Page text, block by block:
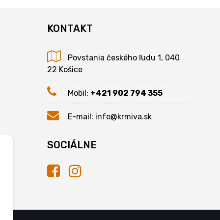
KONTAKT
Povstania českého ľudu 1, 040
22 Košice
Mobil: +421 902 794 355
E-mail: info@krmiva.sk
SOCIÁLNE